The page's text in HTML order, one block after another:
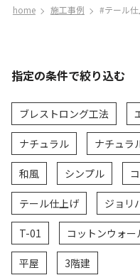
home 施工事例 #テール
指定の条件で絞り込む
ブレストロング工法
ナチュラル ナチュラ
和風 シンプル
テール仕上げ ジョリ
T-01 コットンウォー
平屋 3階建